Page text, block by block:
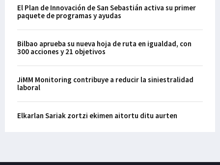
El Plan de Innovación de San Sebastián activa su primer
paquete de programas y ayudas
Bilbao aprueba su nueva hoja de ruta en igualdad, con
300 acciones y 21 objetivos
JiMM Monitoring contribuye a reducir la siniestralidad
laboral
Elkarlan Sariak zortzi ekimen aitortu ditu aurten